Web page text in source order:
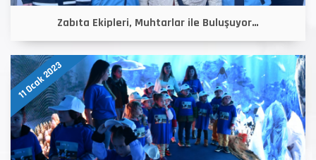
Zabıta Ekipleri, Muhtarlar ile Buluşuyor…
11 Ocak 2023